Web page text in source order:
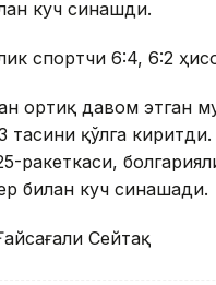
куч синашди.
спортчи 6:4, 6:2
ортиқ давом этган
тасини қўлга
ракеткаси,
билан куч синашади.
Сейтақ